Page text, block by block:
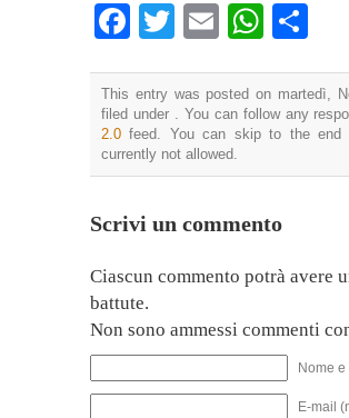
Facebook
TwitterEmail
This entry was posted on martedì,
filed under . You can follow any
2.0 feed. You can skip to the end
currently not allowed.
Scrivi un commento
Ciascun commento potrà avere
battute.
Non sono ammessi commenti
Nome
E-mail